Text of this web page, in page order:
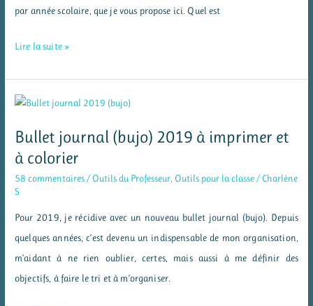
par année scolaire, que je vous propose ici. Quel est
Bullet
à
Lire la suite »
Bullet journal (bujo) 2019 à imprimer et
à colorier
58 commentaires / Outils du Professeur Outils pour la classe / Charlène
S
Pour 2019, je récidive avec un nouveau bullet journal (bujo). Depuis
quelques années, c’est devenu un indispensable de mon organisation,
m’aidant à ne rien oublier, certes, mais aussi à me définir des
objectifs, à faire le tri et à m’organiser.